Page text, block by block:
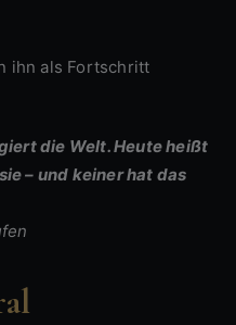
– und keiner hat das